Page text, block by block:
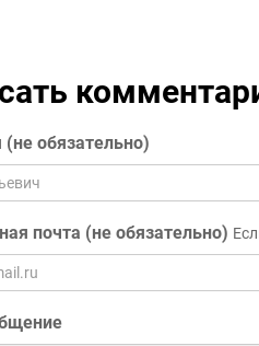
обязательно)
почта (не обязательно)